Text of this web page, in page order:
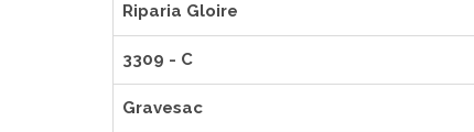
Riparia Gloire
3309 - C
Gravesac